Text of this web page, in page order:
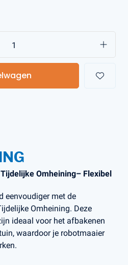
Omheining– Flexibel
eenvoudiger met de
Omheining. Deze
ideaal voor het afbakenen
waardoor je robotmaaier